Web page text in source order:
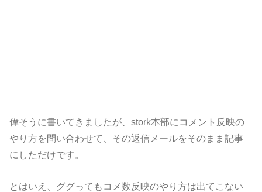
偉そうに書いてきましたが、stork本部にコメント反映の
やり方を問い合わせて、その返信メールをそのまま記事
にしただけです。
とはいえ、ググってもコメ数反映のやり方は出てこない